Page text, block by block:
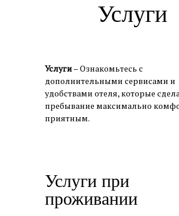
Услуги
Услуги– Ознакомьтесь с
дополнительными сервисами и
удобствами отеля, которые
пребывание максимально
приятным.
Услуги при
проживании